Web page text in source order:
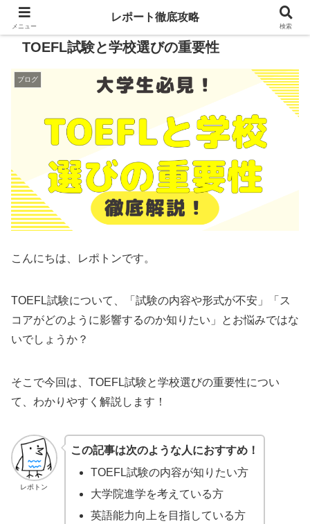
TOEFL試験と学校選びの重要性
ブログ
こんにちは、レポトンです。
TOEFL試験について、「試験の内容や形式が不安」「ス
コアがどのように影響するのか知りたい」とお悩みではな
いでしょうか？
そこで今回は、TOEFL試験と学校選びの重要性につい
て、わかりやすく解説します！
レポトン
この記事は次のような人におすすめ！
TOEFL試験の内容が知りたい方
大学院進学を考えている方
英語能力向上を目指している方
メニュー
レポート徹底攻略
検索